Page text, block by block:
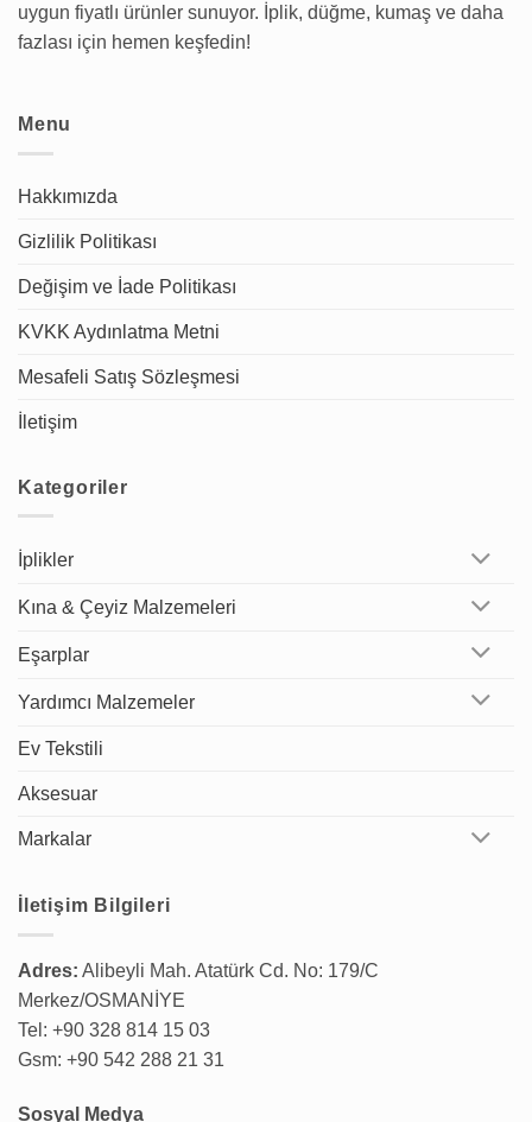
uygun fiyatlı ürünler sunuyor. İplik, düğme, kumaş ve daha
fazlası için hemen keşfedin!
Menu
Hakkımızda
Gizlilik Politikası
Değişim ve İade Politikası
KVKK Aydınlatma Metni
Mesafeli Satış Sözleşmesi
İletişim
Kategoriler
İplikler
Kına & Çeyiz Malzemeleri
Eşarplar
Yardımcı Malzemeler
Ev Tekstili
Aksesuar
Markalar
İletişim Bilgileri
Adres: Alibeyli Mah. Atatürk Cd. No: 179/C
Merkez/OSMANİYE
Tel: +90 328 814 15 03
Gsm: +90 542 288 21 31
Sosyal Medya